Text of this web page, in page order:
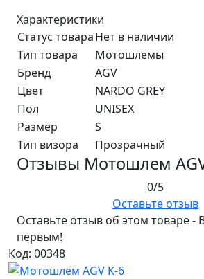
Характеристики
Статус товараНет в наличии
Тип товара
Мотошлемы
Бренд
AGV
Цвет
NARDO GREY
Пол
UNISEX
Размер
S
Тип визора
Прозрачный
Отзывы Мотошлем
0/5
Оставьте отзыв
Оставьте отзыв об этом товаре -
первым!
Код: 00348